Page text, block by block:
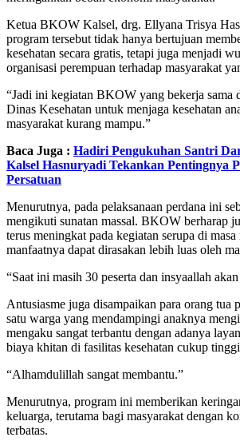
Ketua BKOW Kalsel, drg. Ellyana Trisya
program tersebut tidak hanya bertujuan
kesehatan secara gratis, tetapi juga menjadi
organisasi perempuan terhadap masyarakat
“Jadi ini kegiatan BKOW yang bekerja sama
Dinas Kesehatan untuk menjaga kesehatan
masyarakat kurang mampu.”
Baca Juga : Hadiri Pengukuhan Santri
Kalsel Hasnuryadi Tekankan Pentingnya
Persatuan
Menurutnya, pada pelaksanaan perdana ini
mengikuti sunatan massal. BKOW berharap
terus meningkat pada kegiatan serupa di masa
manfaatnya dapat dirasakan lebih luas oleh
“Saat ini masih 30 peserta dan insyaallah
Antusiasme juga disampaikan para orang tua
satu warga yang mendampingi anaknya
mengaku sangat terbantu dengan adanya
biaya khitan di fasilitas kesehatan cukup
“Alhamdulillah sangat membantu.”
Menurutnya, program ini memberikan
keluarga, terutama bagi masyarakat dengan
terbatas.